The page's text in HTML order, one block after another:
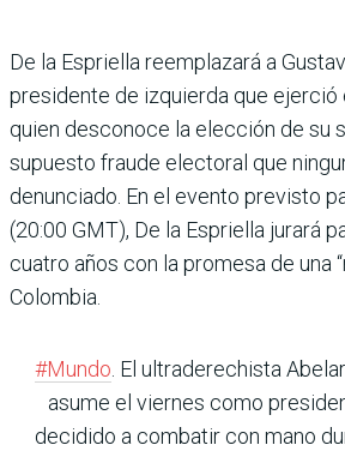
De la Espriella reemplazará a
presidente de izquierda que ejerció
quien desconoce la elección de su
supuesto fraude electoral que
denunciado. En el evento previsto
(20:00 GMT), De la Espriella jurará
cuatro años con la promesa de una
Colombia.
#Mundo . El ultraderechista
asume el viernes como
decidido a combatir con mano